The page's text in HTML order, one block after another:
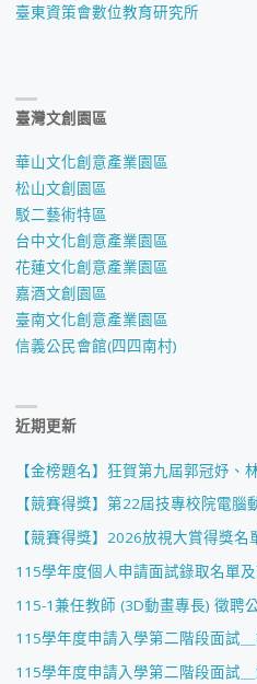
臺東資策會數位教育研究所
臺灣文創園區
華山文化創意產業園區
松山文創園區
駁二藝術特區
台中文化創意產業園區
花蓮文化創意產業園區
嘉酒文創園區
臺南文化創意產業園區
信義公民會館(四四南村)
近期更新
【金榜題名】狂賀第九屆郭冠妤、
【競賽得獎】第22屆技專校院電腦
【競賽得獎】2026放視大賞得獎名
115學年度個人申請面試錄取名單
115-1兼任教師 (3D動畫專長) 徵聘
115學年度申請入學第二階段面試
115學年度申請入學第二階段面試